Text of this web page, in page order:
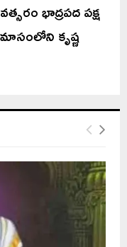
భాద్రపద పక్ష
కృష్ణ